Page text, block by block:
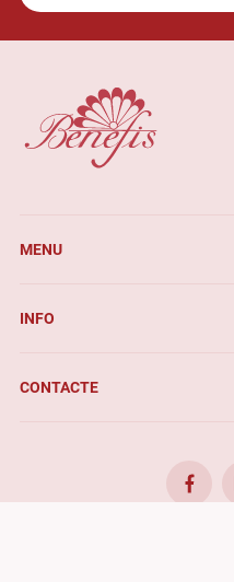
MENU
INFO
CONTACTE